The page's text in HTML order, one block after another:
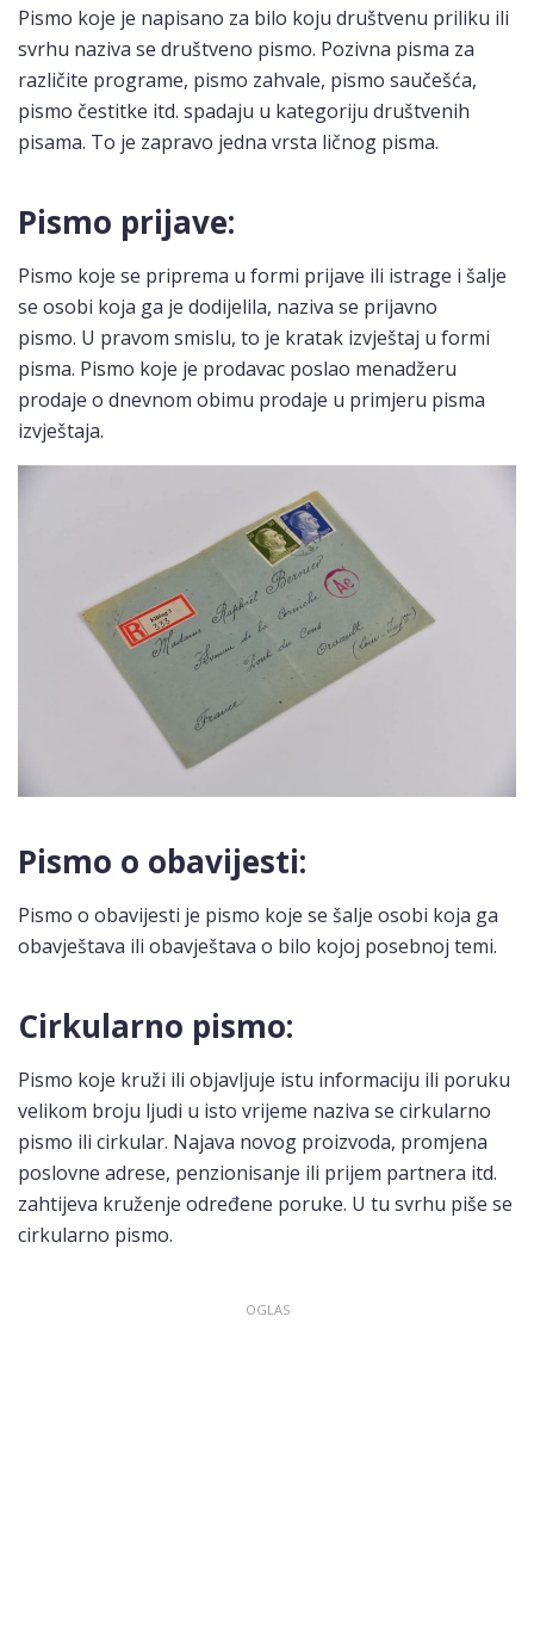
Pismo koje je napisano za bilo koju društvenu priliku ili
svrhu naziva se društveno pismo. Pozivna pisma za
različite programe, pismo zahvale, pismo saučešća,
pismo čestitke itd. spadaju u kategoriju društvenih
pisama. To je zapravo jedna vrsta ličnog pisma.
Pismo prijave:
Pismo koje se priprema u formi prijave ili istrage i šalje
se osobi koja ga je dodijelila, naziva se prijavno
pismo. U pravom smislu, to je kratak izvještaj u formi
pisma. Pismo koje je prodavac poslao menadžeru
prodaje o dnevnom obimu prodaje u primjeru pisma
izvještaja.
Pismo o obavijesti:
Pismo o obavijesti je pismo koje se šalje osobi koja ga
obavještava ili obavještava o bilo kojoj posebnoj temi.
Cirkularno pismo:
Pismo koje kruži ili objavljuje istu informaciju ili poruku
velikom broju ljudi u isto vrijeme naziva se cirkularno
pismo ili cirkular. Najava novog proizvoda, promjena
poslovne adrese, penzionisanje ili prijem partnera itd.
zahtijeva kruženje određene poruke. U tu svrhu piše se
cirkularno pismo.